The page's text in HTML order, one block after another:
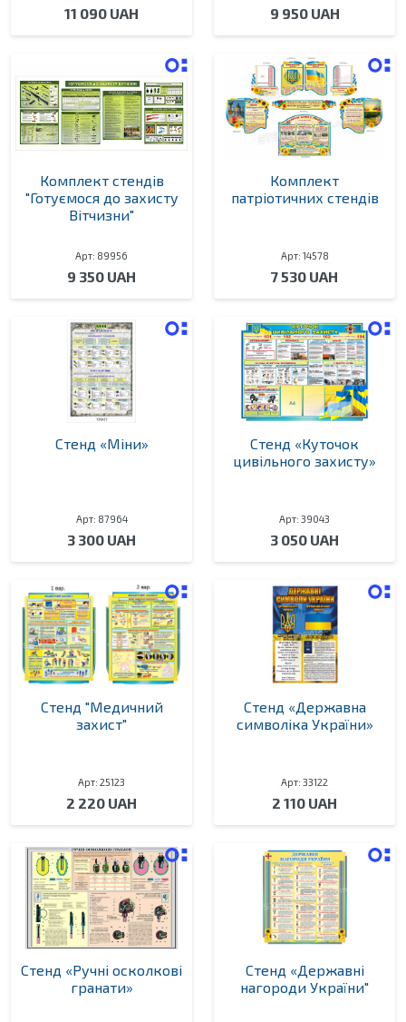
11 090 UAH 9 950 UAH
Комплект стендів
"Готуємося до захисту
Вітчизни"
Арт: 89956
9 350 UAH
Комплект
патріотичних стендів
Арт: 14578
7 530 UAH
Стенд «Міни»
Арт: 87964
3 300 UAH
Стенд «Куточок
цивільного захисту»
Арт: 39043
3 050 UAH
Стенд "Медичний
захист"
Арт: 25123
2 220 UAH
Стенд «Державна
символіка України»
Арт: 33122
2 110 UAH
Стенд «Ручні осколкові
гранати»
Стенд «Державні
нагороди України"